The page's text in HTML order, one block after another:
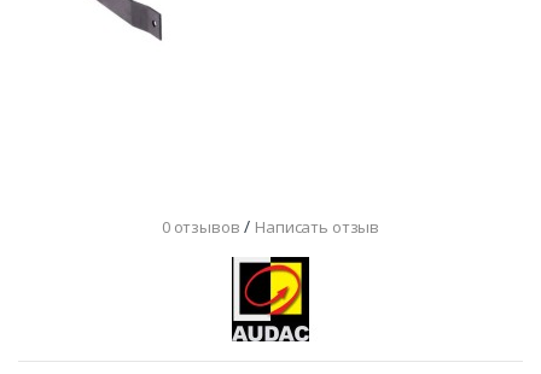
0 отзывов / Написать отзыв